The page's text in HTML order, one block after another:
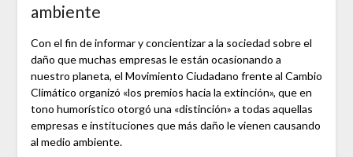
ambiente
Con el fin de informar y concientizar a la sociedad sobre el
daño que muchas empresas le están ocasionando a
nuestro planeta, el Movimiento Ciudadano frente al Cambio
Climático organizó «los premios hacia la extinción», que en
tono humorístico otorgó una «distinción» a todas aquellas
empresas e instituciones que más daño le vienen causando
al medio ambiente.